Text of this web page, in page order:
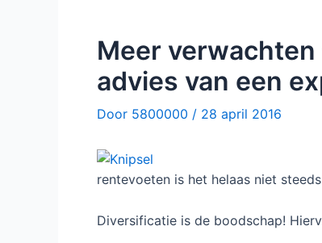
Meer
advies van een
Door 5800000 / 28 april 2016
rentevoeten is het helaas niet
Diversificatie is de boodschap!